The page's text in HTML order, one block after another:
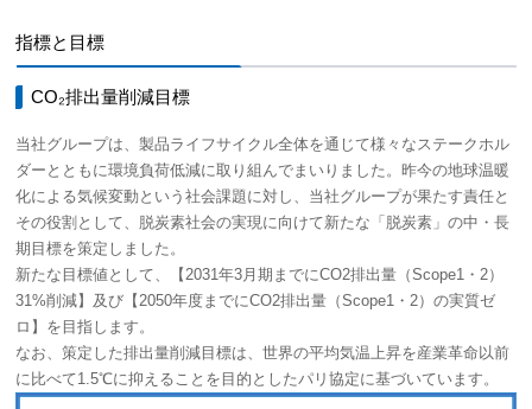
指標と目標
CO₂排出量削減目標
当社グループは、製品ライフサイクル全体を通じて様々なステークホル
ダーとともに環境負荷低減に取り組んでまいりました。昨今の地球温暖
化による気候変動という社会課題に対し、当社グループが果たす責任と
その役割として、脱炭素社会の実現に向けて新たな「脱炭素」の中・長
期目標を策定しました。
新たな目標値として、【2031年3月期までにCO2排出量（Scope1・2）
31%削減】及び【2050年度までにCO2排出量（Scope1・2）の実質ゼ
ロ】を目指します。
なお、策定した排出量削減目標は、世界の平均気温上昇を産業革命以前
に比べて1.5℃に抑えることを目的としたパリ協定に基づいています。